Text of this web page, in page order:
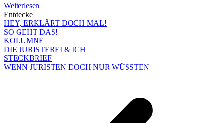
Weiterlesen
Entdecke
HEY, ERKLÄRT DOCH MAL!
SO GEHT DAS!
KOLUMNE
DIE JURISTEREI & ICH
STECKBRIEF
WENN JURISTEN DOCH NUR WÜSSTEN